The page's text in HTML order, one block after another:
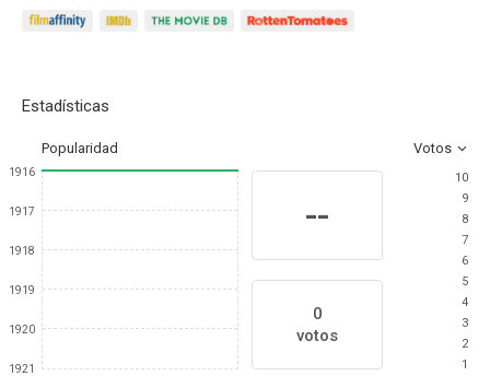
Estadísticas
Popularidad Votos
1916
1917
1918
1919
1920
1921
--
0
votos
10
9
8
7
6
5
4
3
2
1